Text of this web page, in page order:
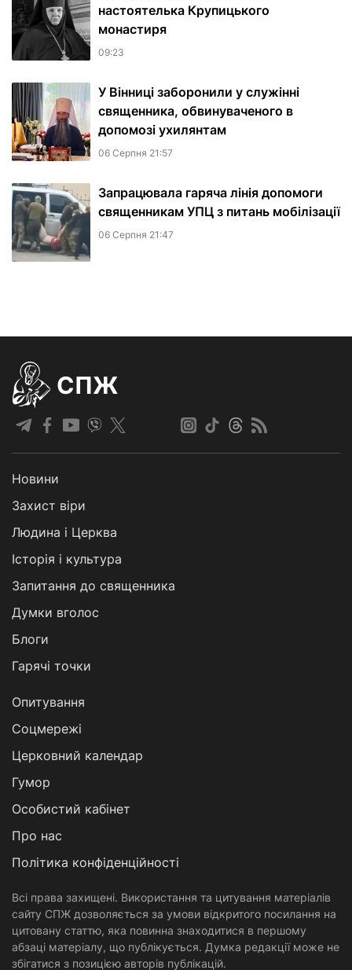
настоятелька Крупицького
монастиря
09:23
У Вінниці заборонили у служінні
священника, обвинуваченого в
допомозі ухилянтам
06 Серпня 21:57
Запрацювала гаряча лінія допомоги
священникам УПЦ з питань мобілізації
06 Серпня 21:47
СПЖ
Новини
Захист віри
Людина і Церква
Історія і культура
Запитання до священника
Думки вголос
Блоги
Гарячі точки
Опитування
Соцмережі
Церковний календар
Гумор
Особистий кабінет
Про нас
Політика конфіденційності
Всі права захищені. Використання та цитування матеріалів
сайту СПЖ дозволяється за умови відкритого посилання на
цитовану статтю, яка повинна знаходитися в першому
абзаці матеріалу, що публікується. Думка редакції може не
збігатися з позицією авторів публікацій.